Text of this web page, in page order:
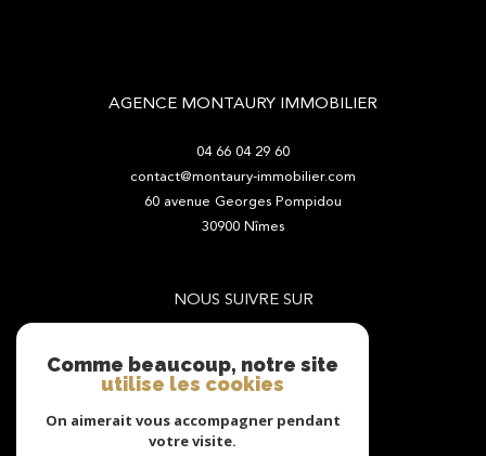
AGENCE MONTAURY IMMOBILIER
04 66 04 29 60
contact@montaury-immobilier.com
60 avenue Georges Pompidou
30900
Nîmes
NOUS SUIVRE SUR
Comme beaucoup, notre site
utilise les cookies
On aimerait vous accompagner pendant
votre visite.